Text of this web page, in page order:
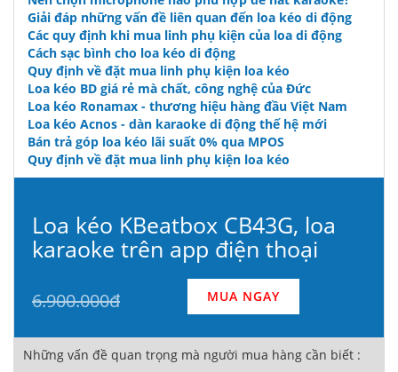
Giải đáp những vấn đề liên quan đến loa kéo di động
Các quy định khi mua linh phụ kiện của loa di động
Cách sạc bình cho loa kéo di động
Quy định về đặt mua linh phụ kiện loa kéo
Loa kéo BD giá rẻ mà chất, công nghệ của Đức
Loa kéo Ronamax - thương hiệu hàng đầu Việt Nam
Loa kéo Acnos - dàn karaoke di động thế hệ mới
Bán trả góp loa kéo lãi suất 0% qua MPOS
Quy định về đặt mua linh phụ kiện loa kéo
Loa kéo KBeatbox CB43G, loa
karaoke trên app điện thoại
6.900.000đ MUA NGAY
Những vấn đề quan trọng mà người mua hàng cần biết :